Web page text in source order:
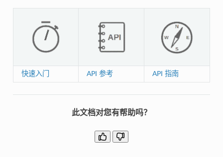
快速入门 API 参考 API 指南
此文档对您有帮助吗？